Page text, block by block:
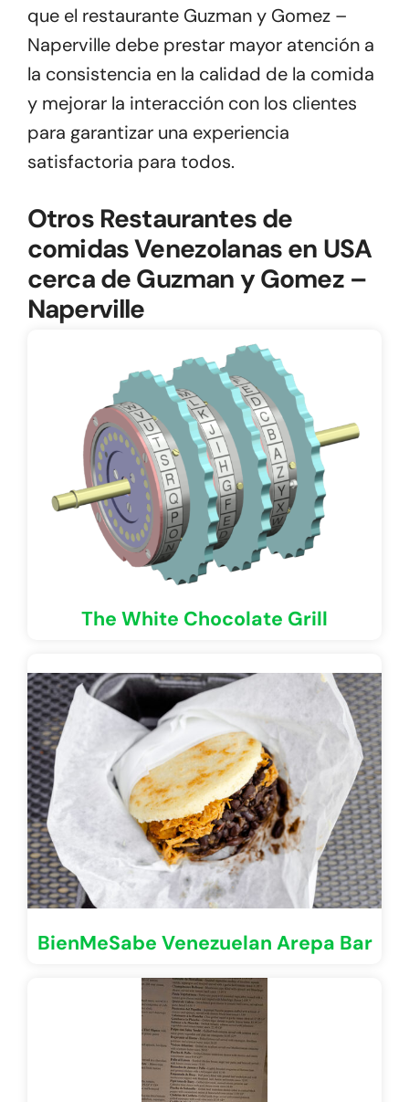
que el restaurante Guzman y Gomez –
Naperville debe prestar mayor atención a
la consistencia en la calidad de la comida
y mejorar la interacción con los clientes
para garantizar una experiencia
satisfactoria para todos.
Otros Restaurantes de
comidas Venezolanas en USA
cerca de Guzman y Gomez –
Naperville
The White Chocolate Grill
BienMeSabe Venezuelan Arepa Bar